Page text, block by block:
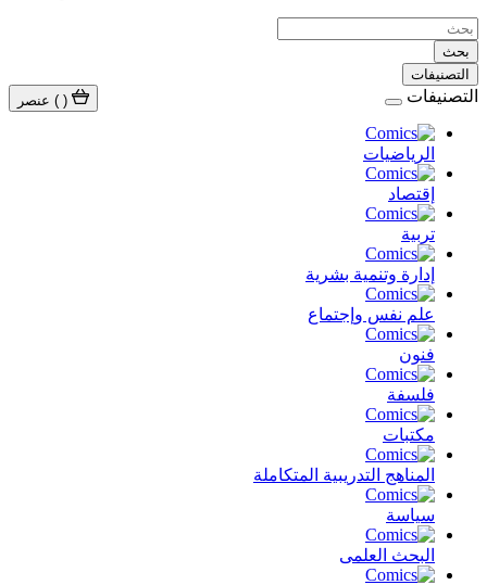
بحث
) عنصر
التصنيفات
التصنيفات
الرياضيات
إقتصاد
تربية
إدارة وتنمية بشرية
علم نفس وإجتماع
فنون
فلسفة
مكتبات
المناهج التدريبية المتكاملة
سياسة
البحث العلمى